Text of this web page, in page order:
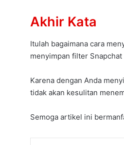
Akhir Kata
Itulah bagaimana cara
menyimpan filter
Karena dengan Anda
tidak akan kesulitan
Semoga artikel ini